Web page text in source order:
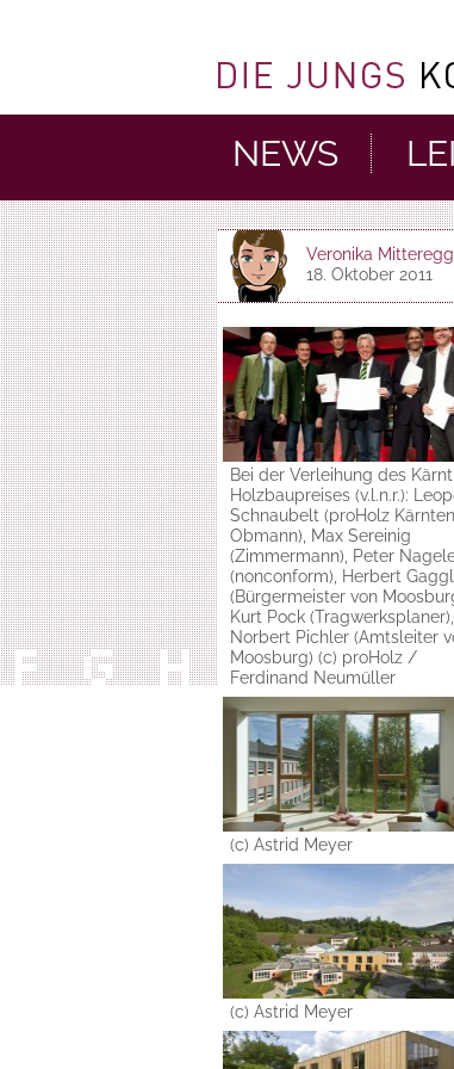
NEWS
Veronika
18. Oktober 2011
Bei der Verleihung des
Holzbaupreises (v.l.n.r.):
Schnaubelt (proHolz
Obmann), Max Sereinig
(Zimmermann), Peter
(nonconform), Herbert Gaggl
(Bürgermeister von
Kurt Pock (Tragwerksplaner),
Norbert Pichler (Amtsleiter
Moosburg) (c) proHolz /
Ferdinand Neumüller
(c) Astrid Meyer
(c) Astrid Meyer